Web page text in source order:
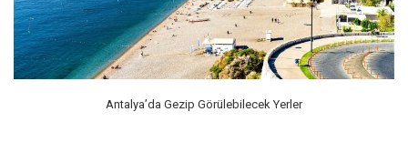
Antalya’da Gezip Görülebilecek Yerler